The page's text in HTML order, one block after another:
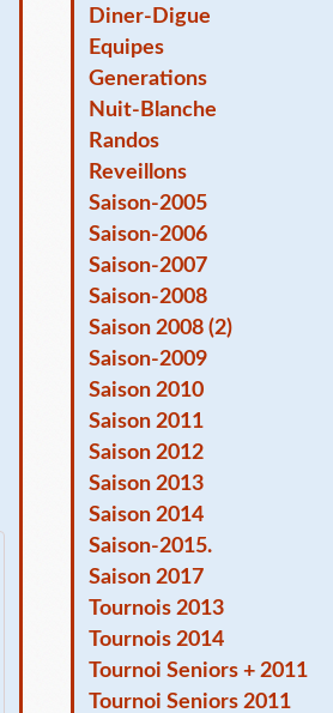
Diner-Digue
Equipes
Generations
Nuit-Blanche
Randos
Reveillons
Saison-2005
Saison-2006
Saison-2007
Saison-2008
Saison 2008 (2)
Saison-2009
Saison 2010
Saison 2011
Saison 2012
Saison 2013
Saison 2014
Saison-2015.
Saison 2017
Tournois 2013
Tournois 2014
Tournoi Seniors + 2011
Tournoi Seniors 2011